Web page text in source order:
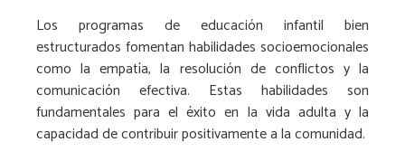
Los programas de educación infantil bien
estructurados fomentan habilidades socioemocionales
como la empatía, la resolución de conflictos y la
comunicación efectiva. Estas habilidades son
fundamentales para el éxito en la vida adulta y la
capacidad de contribuir positivamente a la comunidad.